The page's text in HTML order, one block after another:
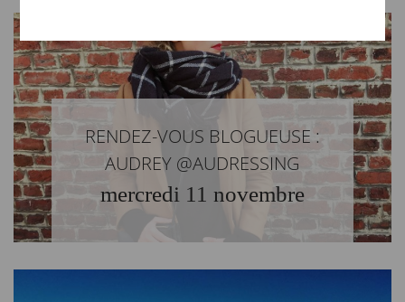
RENDEZ-VOUS BLOGUEUSE :
AUDREY @AUDRESSING
mercredi 11 novembre